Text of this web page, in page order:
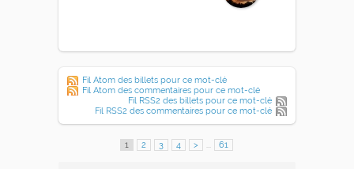
Fil Atom des billets pour ce mot-clé
Fil Atom des commentaires pour ce mot-clé
Fil RSS2 des billets pour ce mot-clé
Fil RSS2 des commentaires pour ce mot-clé
1 2 3 4 > ... 61